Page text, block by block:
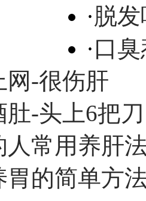
·脱
·口
网-很伤肝
肚-头上6把刀
人常用养肝
胃的简单方